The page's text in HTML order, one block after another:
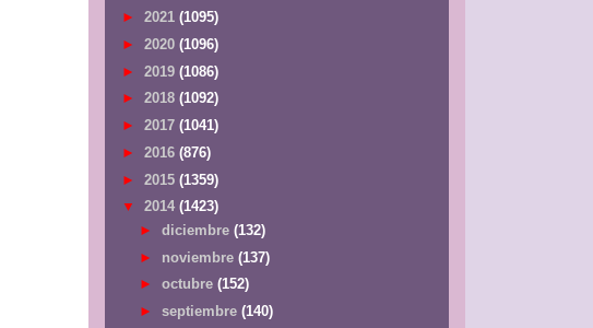
► 2021 (1095)
► 2020 (1096)
► 2019 (1086)
► 2018 (1092)
► 2017 (1041)
► 2016 (876)
► 2015 (1359)
▼ 2014 (1423)
► diciembre (132)
► noviembre (137)
► octubre (152)
► septiembre (140)